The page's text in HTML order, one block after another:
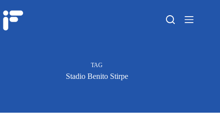
TAG
Stadio Benito Stirpe